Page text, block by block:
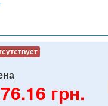
грн.